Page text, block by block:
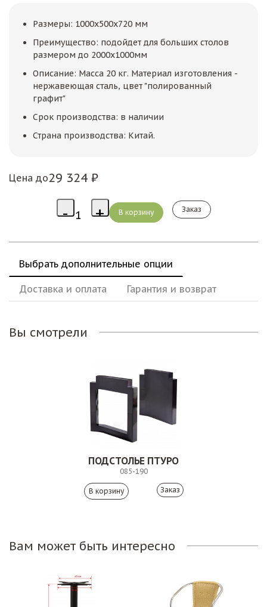
Размеры: 1000х500x720 мм
Преимущество: подойдет для больших столов
размером до 2000х1000мм
Описание: Масса 20 кг. Материал изготовления -
нержавеющая сталь, цвет "полированный
графит"
Срок производства: в наличии
Страна производства: Китай.
Цена до29 324 ₽
Заказ
Выбрать дополнительные опции
Доставка и оплата Гарантия и возврат
Вы смотрели
ПОДСТОЛЬЕ ПТУРО
085-190
Заказ
Вам может быть интересно